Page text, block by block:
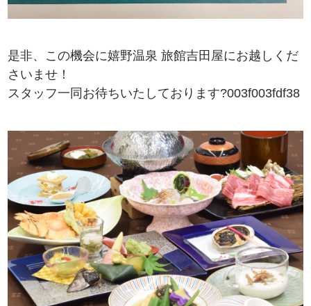
是非、この機会に嬉野温泉 旅館吉田屋にお越しくだ
さいませ！
スタッフ一同お待ちいたしております?003f003fdf38